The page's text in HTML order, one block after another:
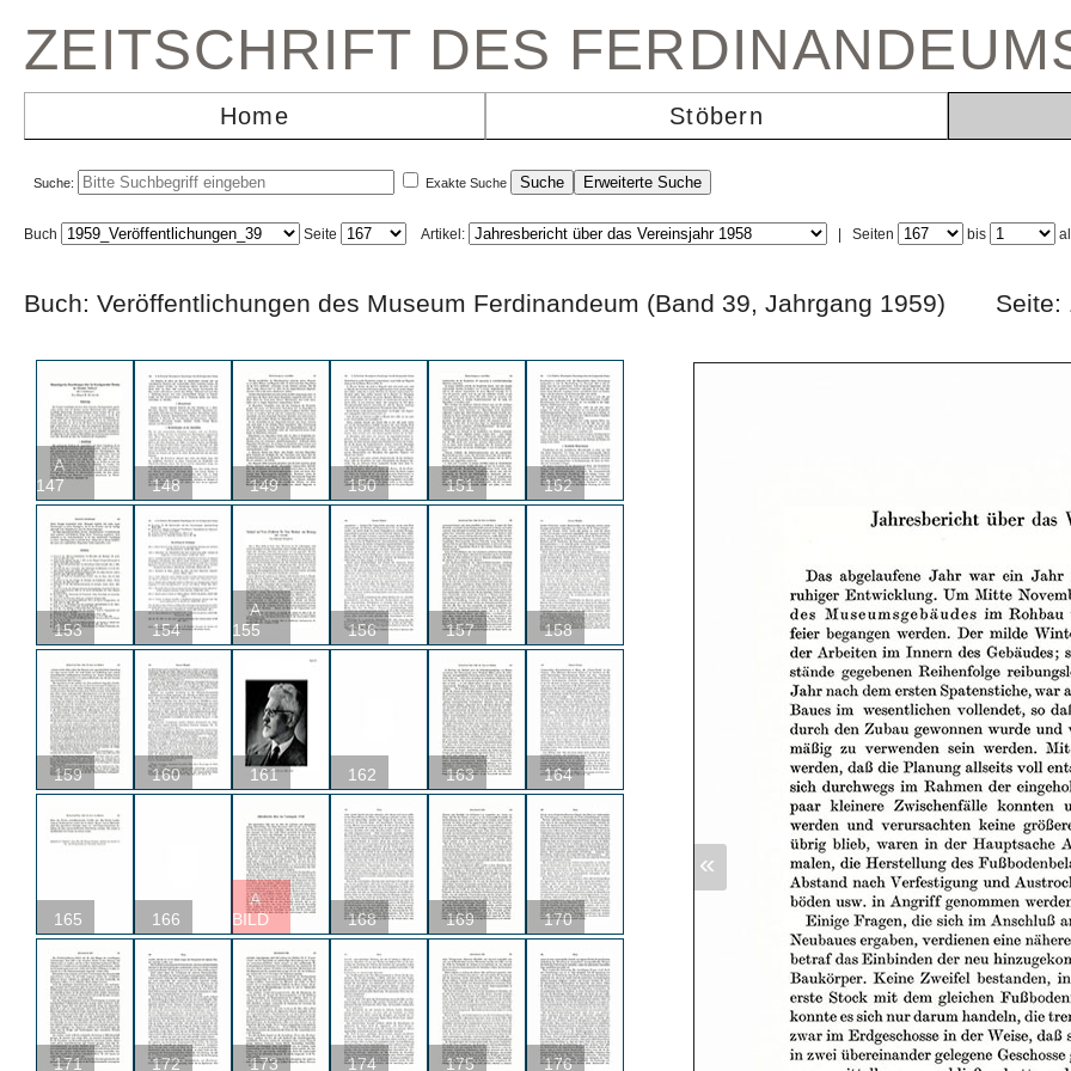
ZEITSCHRIFT DES
Home Stöbern
Suche: Exakte Suche
Buch Seite Artikel: Seiten bis
Buch: Veröffentlichungen des Museum Ferdinandeum (Band 39, Jahrgang 1959)
A
147
148 149 150 151 152
153 154
A
155
156 157 158
159 160 161 162 163 164
165 166
A
BILD
168 169 170
171 172 173 174 175 176
«